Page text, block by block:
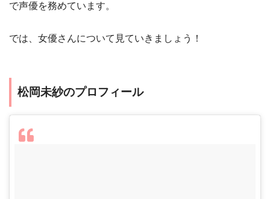
で声優を務めています。
では、女優さんについて見ていきましょう！
松岡未紗のプロフィール